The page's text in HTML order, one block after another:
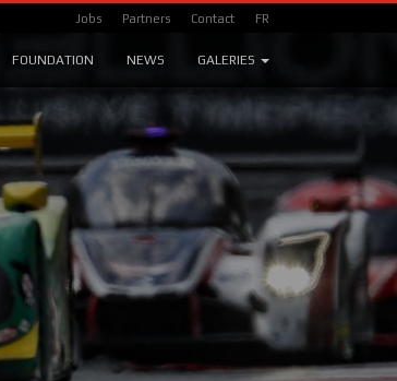
Jobs Partners Contact FR
FOUNDATION NEWS GALERIES